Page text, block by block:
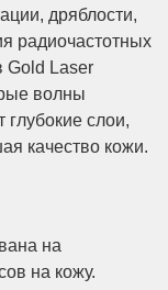
дряблости,
радиочастотных
Gold Laser
волны
глубокие слои,
качество кожи.
на
на кожу.